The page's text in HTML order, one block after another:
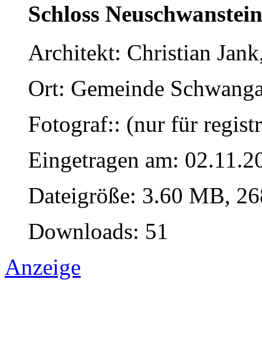
Schloss Neuschwanstein
Architekt: Christian
Ort: Gemeinde
Fotograf:: (nur für
Eingetragen am:
Dateigröße: 3.60 MB,
Downloads: 51
Anzeige